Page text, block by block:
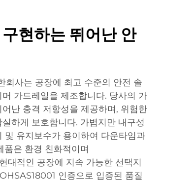
현하는 뛰어난 안
회사는 공장에 최고 수준의 안전 솔
가드레일을 제조합니다. 당사의 가
난 충격 저항성을 제공하며, 위험한
하게 보호합니다. 가볍지만 내구성
및 유지보수가 용이하여 다운타임과
품은 환경 친화적이며
대적인 공장에 지속 가능한 선택지
인증으로 입증된 품질